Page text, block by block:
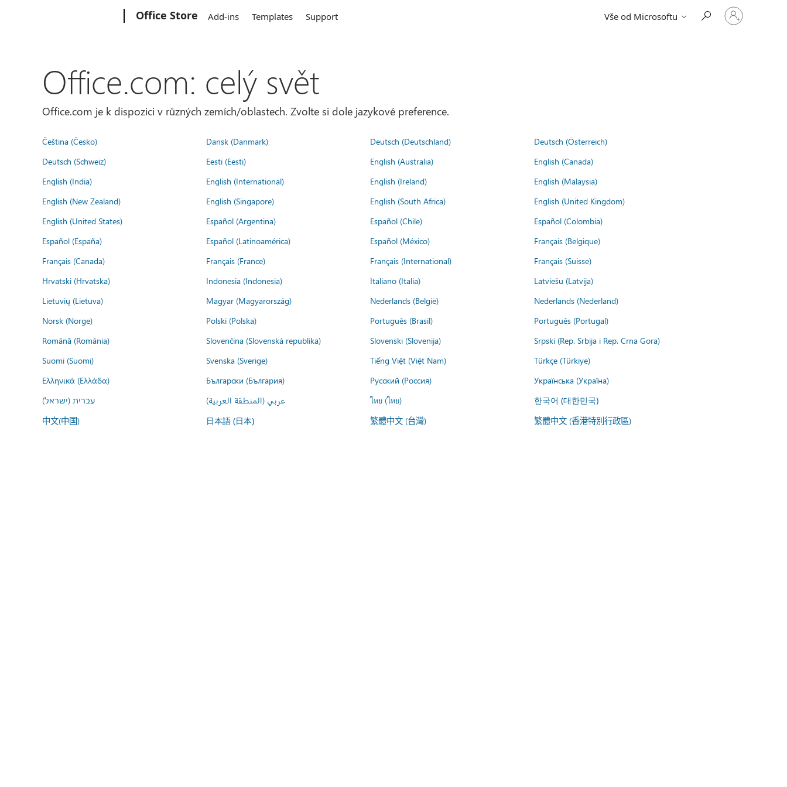
Office Store Add-ins Templates Support Vše od Microsoftu
Přihlaste
se
Office.com: celý svět
Office.com je k dispozici v různých zemích/oblastech. Zvolte si dole jazykové preference.
Čeština (Česko) Dansk (Danmark) Deutsch (Deutschland)
Deutsch (Österreich)
Deutsch (Schweiz)
Eesti (Eesti) English (Australia)
English (Canada)
English (India)
English (International) English (Ireland)
English (Malaysia)
English (New Zealand)
English (Singapore) English (South Africa)
English (United Kingdom)
English (United States)
Español (Argentina) Español (Chile)
Español (Colombia)
Español (España)
Español (Latinoamérica) Español (México)
Français (Belgique)
Français (Canada)
Français (France) Français (International)
Français (Suisse)
Hrvatski (Hrvatska)
Indonesia (Indonesia) Italiano (Italia)
Latviešu (Latvija)
Lietuvių (Lietuva)
Magyar (Magyarország) Nederlands (België)
Nederlands (Nederland)
Norsk (Norge)
Polski (Polska) Português (Brasil)
Português (Portugal)
Română (România)
Slovenčina (Slovenská republika) Slovenski (Slovenija)
Srpski (Rep. Srbija i Rep. Crna Gora)
Suomi (Suomi)
Svenska (Sverige) Tiếng Việt (Việt Nam)
Türkçe (Türkiye)
Ελληνικά (Ελλάδα)
Български (България) Русский (Россия)
Українська (Україна)
עברית (ישראל)
عربي (المنطقة العربية) ไทย (ไทย) 한국어 (대한민국)
中文(中国) 日本語 (日本) 繁體中文 (台灣) 繁體中文 (香港特別行政區)